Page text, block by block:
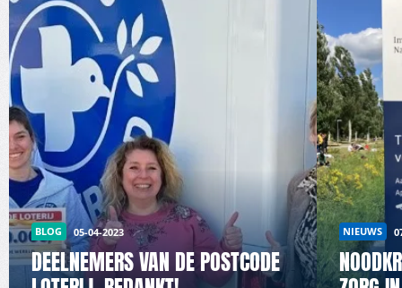
BLOG 05-04-2023
DEELNEMERS VAN DE POSTCODE
NIEUWS